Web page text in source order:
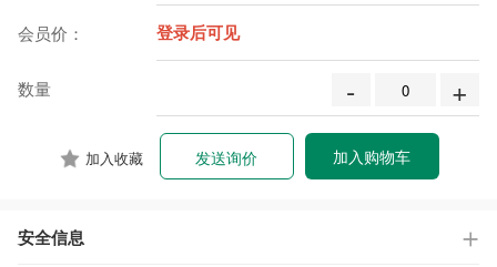
会员价： 登录后可见
数量 - +
加入收藏 加入购物车
发送询价
安全信息